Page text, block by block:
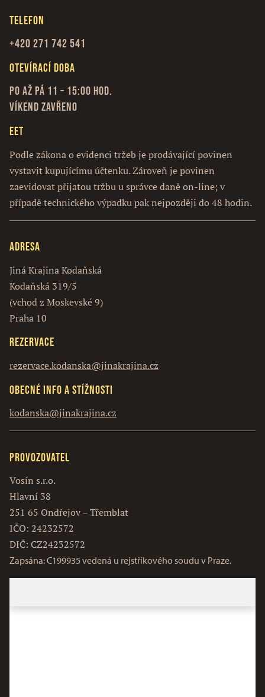
Telefon
+420 271 742 541
Otevírací doba
Po až Pá 11 – 15:00 hod.
Víkend zavřeno
EET
Podle zákona o evidenci tržeb je prodávající povinen
vystavit kupujícímu účtenku. Zároveň je povinen
zaevidovat přijatou tržbu u správce daně on-line; v
případě technického výpadku pak nejpozději do 48 hodin.
Adresa
Jiná Krajina Kodaňská
Kodaňská 319/5
(vchod z Moskevské 9)
Praha 10
Rezervace
rezervace.kodanska@jinakrajina.cz
Obecné info a stížnosti
kodanska@jinakrajina.cz
Provozovatel
Vosín s.r.o.
Hlavní 38
251 65 Ondřejov – Třemblat
IČO: 24232572
DIČ: CZ24232572
Zapsána: C199935 vedená u rejstříkového soudu v Praze.